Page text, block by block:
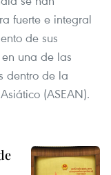
fuerte e integral
de sus
una de las
dentro de la
(ASEAN).